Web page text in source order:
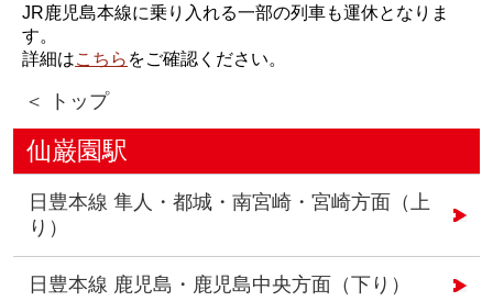
JR鹿児島本線に乗り入れる一部の列車も運休となりま
す。
詳細はこちら をご確認ください。
＜ トップ
仙巌園駅
日豊本線 隼人・都城・南宮崎・宮崎方面（上
り）
日豊本線 鹿児島・鹿児島中央方面（下り）